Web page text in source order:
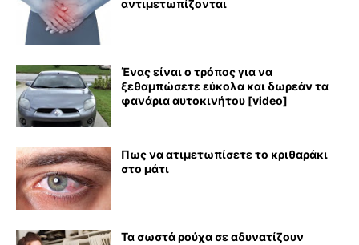
αντιμετωπίζονται
Ένας είναι ο τρόπος για να
ξεθαμπώσετε εύκολα και δωρεάν τα
φανάρια αυτοκινήτου [video]
Πως να ατιμετωπίσετε το κριθαράκι
στο μάτι
Τα σωστά ρούχα σε αδυνατίζουν